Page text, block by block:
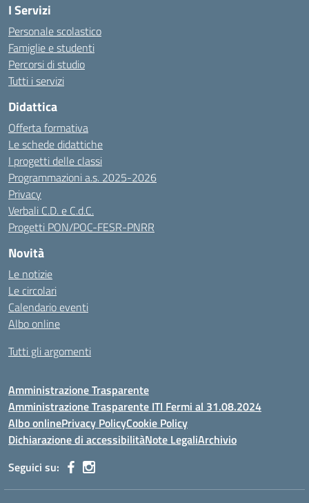
I Servizi
Personale scolastico
Famiglie e studenti
Percorsi di studio
Tutti i servizi
Didattica
Offerta formativa
Le schede didattiche
I progetti delle classi
Programmazioni a.s. 2025-2026
Privacy
Verbali C.D. e C.d.C.
Progetti PON/POC-FESR-PNRR
Novità
Le notizie
Le circolari
Calendario eventi
Albo online
Tutti gli argomenti
Amministrazione Trasparente
Amministrazione Trasparente ITI Fermi al 31.08.2024
Albo onlinePrivacy PolicyCookie Policy
Dichiarazione di accessibilitàNote LegaliArchivio
Seguici su: